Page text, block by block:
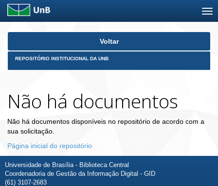
Skip
Voltar
REPOSITÓRIO INSTITUCIONAL DA UNB
Não há documentos
Não há documentos disponíveis no repositório de acordo com a
sua solicitação.
Página inicial do repositório
Universidade de Brasília - Biblioteca Central
Coordenadoria de Gestão da Informação Digital - GID
(61) 3107-2683